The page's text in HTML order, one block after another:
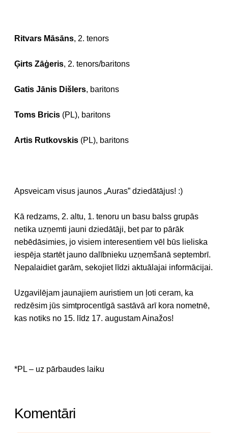
Ritvars Māsāns, 2. tenors
Ģirts Zāģeris, 2. tenors/baritons
Gatis Jānis Dišlers, baritons
Toms Bricis (PL), baritons
Artis Rutkovskis (PL), baritons
Apsveicam visus jaunos „Auras” dziedātājus! :)
Kā redzams, 2. altu, 1. tenoru un basu balss grupās
netika uzņemti jauni dziedātāji, bet par to pārāk
nebēdāsimies, jo visiem interesentiem vēl būs lieliska
iespēja startēt jauno dalībnieku uzņemšanā septembrī.
Nepalaidiet garām, sekojiet līdzi aktuālajai informācijai.
Uzgavilējam jaunajiem auristiem un ļoti ceram, ka
redzēsim jūs simtprocentīgā sastāvā arī kora nometnē,
kas notiks no 15. līdz 17. augustam Ainažos!
*PL – uz pārbaudes laiku
Komentāri